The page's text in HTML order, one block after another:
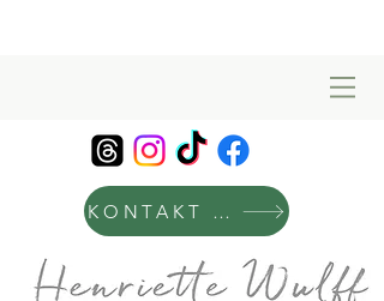
KONTAKT & MANAGEMENT